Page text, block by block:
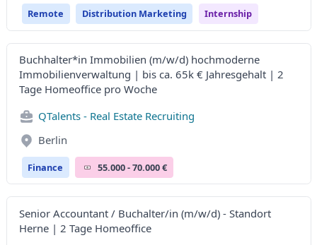
Remote Distribution Marketing Internship
Buchhalter*in Immobilien (m/w/d) hochmoderne
Immobilienverwaltung | bis ca. 65k € Jahresgehalt | 2
Tage Homeoffice pro Woche
QTalents - Real Estate Recruiting
Berlin
Finance 55.000 - 70.000 €
Senior Accountant / Buchalter/in (m/w/d) - Standort
Herne | 2 Tage Homeoffice